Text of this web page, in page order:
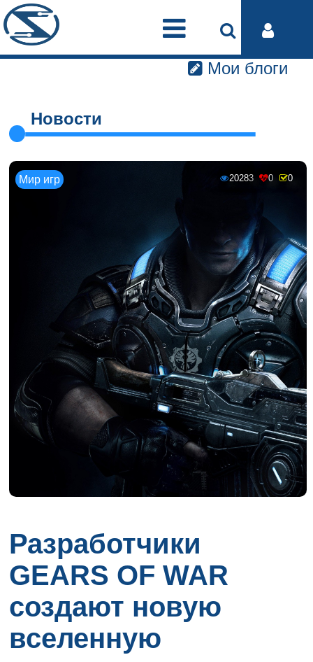
Мои блоги
Новости
Мир игр 20283 0 0
Разработчики
GEARS OF WAR
создают новую
вселенную